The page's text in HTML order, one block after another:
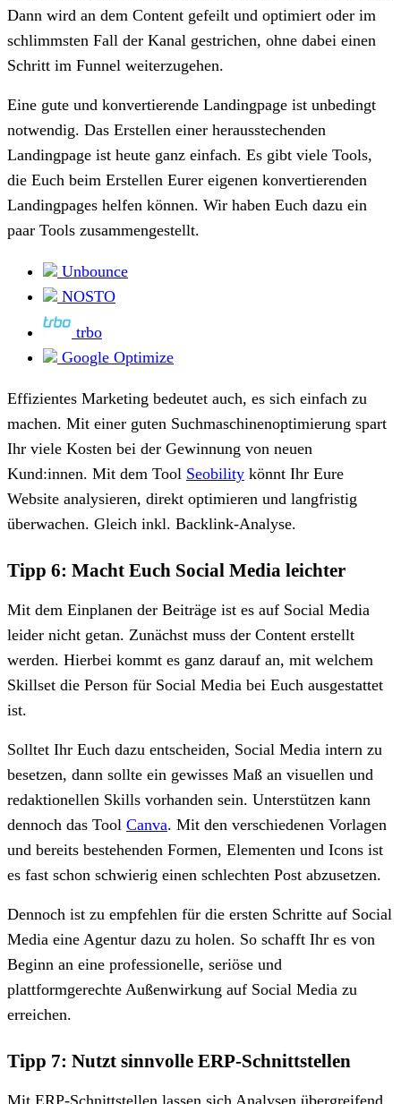
Dann wird an dem Content gefeilt und optimiert oder im
schlimmsten Fall der Kanal gestrichen, ohne dabei einen
Schritt im Funnel weiterzugehen.
Eine gute und konvertierende Landingpage ist unbedingt
notwendig. Das Erstellen einer herausstechenden
Landingpage ist heute ganz einfach. Es gibt viele Tools,
die Euch beim Erstellen Eurer eigenen konvertierenden
Landingpages helfen können. Wir haben Euch dazu ein
paar Tools zusammengestellt.
Unbounce
NOSTO
trbo
Google Optimize
Effizientes Marketing bedeutet auch, es sich einfach zu
machen. Mit einer guten Suchmaschinenoptimierung spart
Ihr viele Kosten bei der Gewinnung von neuen
Kund:innen. Mit dem Tool Seobility könnt Ihr Eure
Website analysieren, direkt optimieren und langfristig
überwachen. Gleich inkl. Backlink-Analyse.
Tipp 6: Macht Euch Social Media leichter
Mit dem Einplanen der Beiträge ist es auf Social Media
leider nicht getan. Zunächst muss der Content erstellt
werden. Hierbei kommt es ganz darauf an, mit welchem
Skillset die Person für Social Media bei Euch ausgestattet
ist.
Solltet Ihr Euch dazu entscheiden, Social Media intern zu
besetzen, dann sollte ein gewisses Maß an visuellen und
redaktionellen Skills vorhanden sein. Unterstützen kann
dennoch das Tool Canva. Mit den verschiedenen Vorlagen
und bereits bestehenden Formen, Elementen und Icons ist
es fast schon schwierig einen schlechten Post abzusetzen.
Dennoch ist zu empfehlen für die ersten Schritte auf Social
Media eine Agentur dazu zu holen. So schafft Ihr es von
Beginn an eine professionelle, seriöse und
plattformgerechte Außenwirkung auf Social Media zu
erreichen.
Tipp 7: Nutzt sinnvolle ERP-Schnittstellen
Mit ERP-Schnittstellen lassen sich Analysen übergreifend